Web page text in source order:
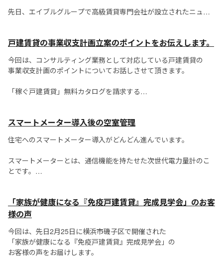
先日、エイブルグループで高級賃貸専門会社が設立されたニュー
高級賃貸と一口にいっても、いくらからが高級と言われる賃料な
の判断とな...
戸建賃貸の事業収支計画立案のポイントをお伝えします。
今回は、コンサルティング業務として対応している戸建賃貸の
事業収支計画のポイントについてお話しさせて頂きます。
「稼ぐ戸建賃貸」無料カタログを請求する
スマートメーター導入後の空室管理
住宅へのスマートメーター導入がどんどん進んでいます。
スマートメーターとは、通信機能を持たせた次世代電力量計のこ
とです。
ても復旧がスムーズになるという利点があります。
「家族が健康になる『免疫戸建賃貸』完成見学会」のお客
様の声
今回は、先日2月25日に横浜市磯子区で開催された
「家族が健康になる『免疫戸建賃貸』完成見学会」の
お客様の声をお届けします。